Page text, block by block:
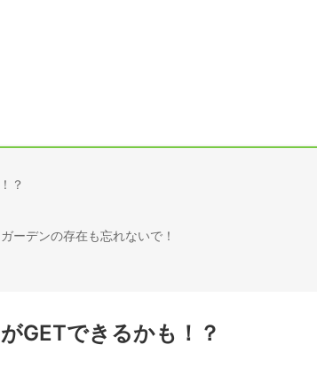
？
ーデンの存在も忘れないで！
GETできるかも！？